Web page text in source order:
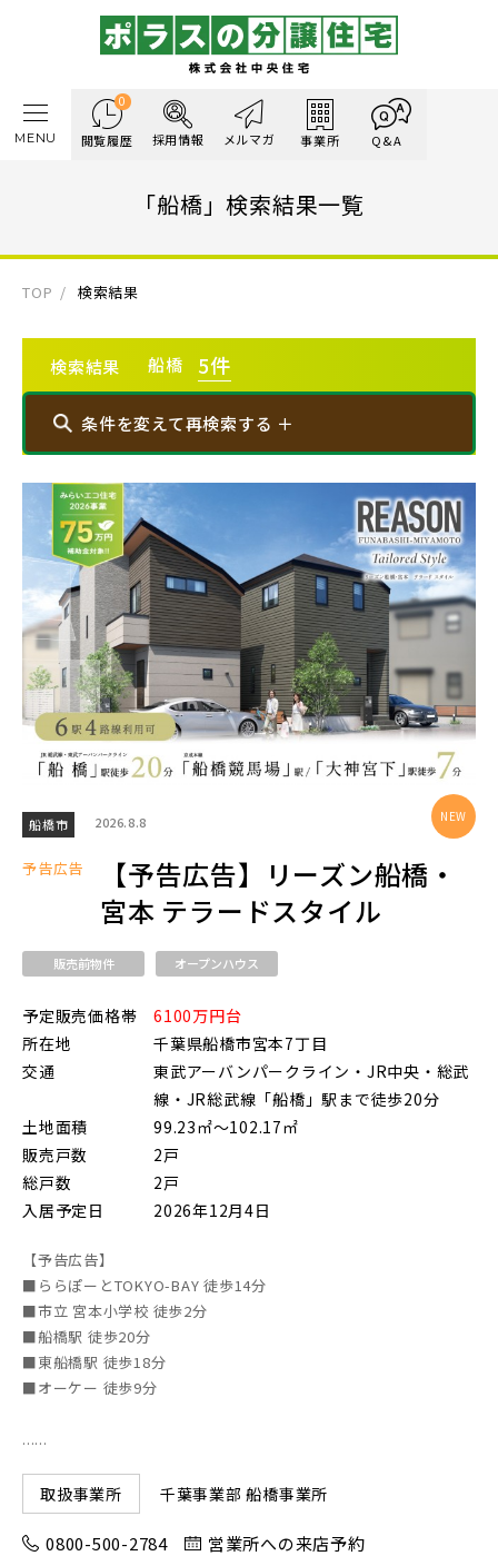
0
閲覧履歴 採用情報 メルマガ 事業所 Q&A
MENU
「船橋」検索結果一覧
TOP 検索結果
検索結果 船橋 5件
条件を変えて再検索する ＋
埼玉・中央エリア(50)
さいたま市(19)
さいたま市西区(4)
さいたま市北区(2)
さいたま市大宮区(0)
さいたま市浦和区(0)
さいたま市緑区(1)
さいたま市岩槻区(0)
朝霞市(1)
志木市(0)
和光市(1)
桶川市(2)
久喜市(1)
富士見市(0)
蓮田市(1)
白岡市(0)
春日部市(5) 草加市(0)
三郷市(2)
市川市(5) 船橋市(7)
習志野市(1)
八千代市(1)
鎌ケ谷市(2)
浦安市(0)
船橋市 2026.8.8
予告広告
【予告広告】リーズン船橋・
宮本 テラードスタイル
販売前物件 オープンハウス
予定販売価格帯
6100万円台
所在地
千葉県船橋市宮本7丁目
交通
東武アーバンパークライン・JR中央・総武
線・JR総武線「船橋」駅まで徒歩20分
土地面積
99.23㎡～102.17㎡
販売戸数
2戸
総戸数
2戸
入居予定日
2026年12月4日
【予告広告】
■ららぽーとTOKYO-BAY 徒歩14分
■市立 宮本小学校 徒歩2分
■船橋駅 徒歩20分
■東船橋駅 徒歩18分
■オーケー 徒歩9分
......
取扱事業所 千葉事業部 船橋事業所
0800-500-2784 営業所への来店予約